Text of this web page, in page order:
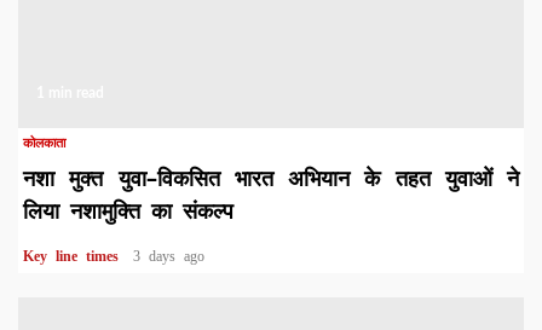
कोलकाता
नशा मुक्त युवा–विकसित भारत अभियान के तहत युवाओं ने
लिया नशामुक्ति का संकल्प
Key line times 3 days ago